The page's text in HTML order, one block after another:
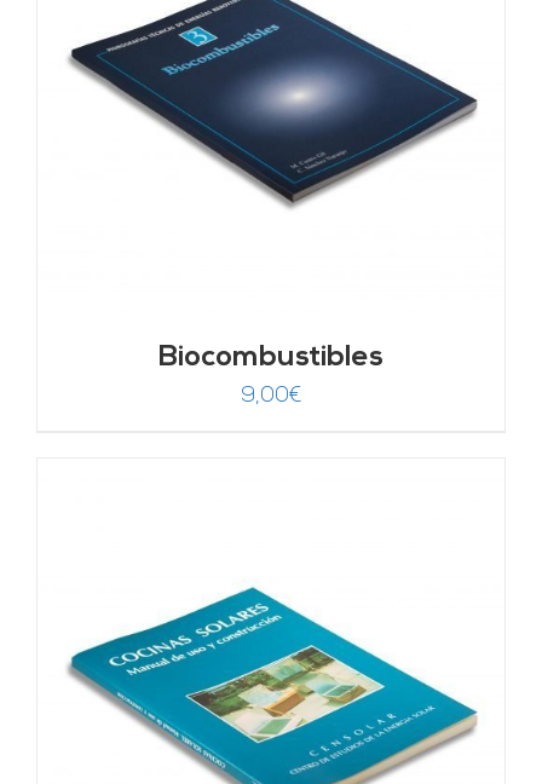
Biocombustibles
9,00€